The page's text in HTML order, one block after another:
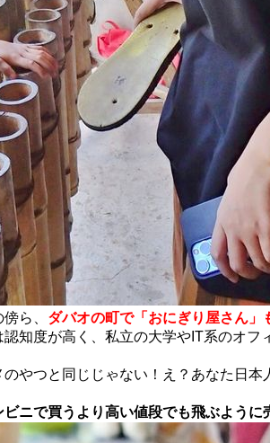
ら、 ダバオの町で「おにぎり屋さん」
知度が高く、私立の大学やIT系のオフ
のやつと同じじゃない！え？あなた日
ビニで買うより高い値段でも飛ぶように